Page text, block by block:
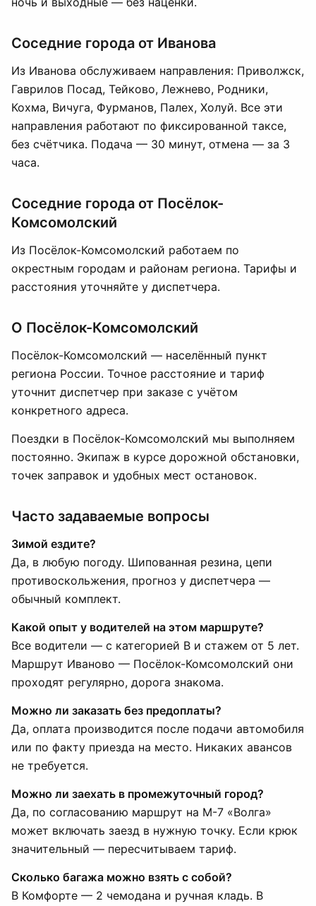
Соседние города от Иванова
Из Иванова обслуживаем направления: Приволжск,
Гаврилов Посад, Тейково, Лежнево, Родники,
Кохма, Вичуга, Фурманов, Палех, Холуй. Все эти
направления работают по фиксированной таксе,
без счётчика. Подача — 30 минут, отмена — за 3
часа.
Соседние города от Посёлок-
Комсомолский
Из Посёлок-Комсомолский работаем по
окрестным городам и районам региона. Тарифы и
расстояния уточняйте у диспетчера.
О Посёлок-Комсомолский
Посёлок-Комсомолский — населённый пункт
региона России. Точное расстояние и тариф
уточнит диспетчер при заказе с учётом
конкретного адреса.
Поездки в Посёлок-Комсомолский мы выполняем
постоянно. Экипаж в курсе дорожной обстановки,
точек заправок и удобных мест остановок.
Часто задаваемые вопросы
Зимой ездите?
Да, в любую погоду. Шипованная резина, цепи
противоскольжения, прогноз у диспетчера —
обычный комплект.
Какой опыт у водителей на этом маршруте?
Все водители — с категорией B и стажем от 5 лет.
Маршрут Иваново — Посёлок-Комсомолский они
проходят регулярно, дорога знакома.
Можно ли заказать без предоплаты?
Да, оплата производится после подачи автомобиля
или по факту приезда на место. Никаких авансов
не требуется.
Можно ли заехать в промежуточный город?
Да, по согласованию маршрут на М-7 «Волга»
может включать заезд в нужную точку. Если крюк
значительный — пересчитываем тариф.
Сколько багажа можно взять с собой?
В Комфорте — 2 чемодана и ручная кладь. В